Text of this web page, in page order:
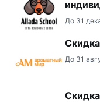
До 31
До 31